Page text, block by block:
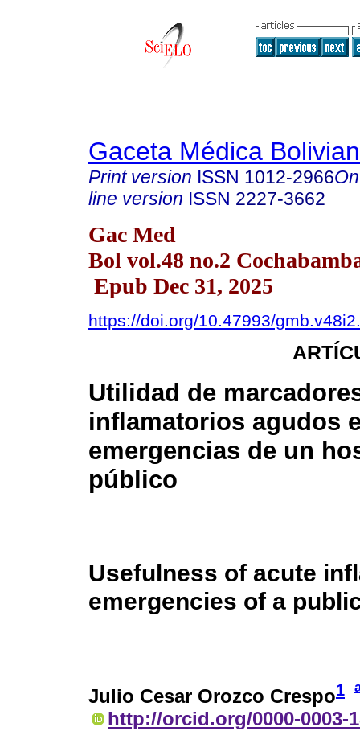
Gaceta Médica
Print version ISSN 1012-2966
line version ISSN 2227-3662
Gac Med
Bol vol.48 no.2
Epub Dec 31, 2025
https://doi.org/10.47993/
Utilidad de
inflamatorios agudos
emergencias de un
público
Usefulness of acute
emergencies of a
Julio Cesar Orozco Crespo1
http://orcid.org/0000-0003-